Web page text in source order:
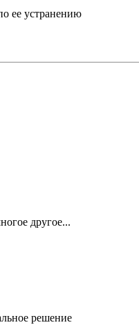
ее устранению
другое...
решение